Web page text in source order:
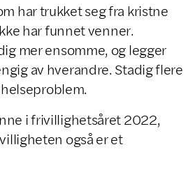
har trukket seg fra kristne
har funnet venner.
mer ensomme, og legger
av hverandre. Stadig flere
i frivillighetsåret 2022,
også er et